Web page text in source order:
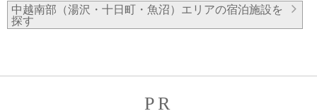
中越南部（湯沢・十日町・魚沼）エリアの宿泊施設を
探す
PR